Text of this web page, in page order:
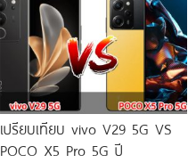
เปรียบเทียบ vivo V29 5G VS
POCO X5 Pro 5G ปี